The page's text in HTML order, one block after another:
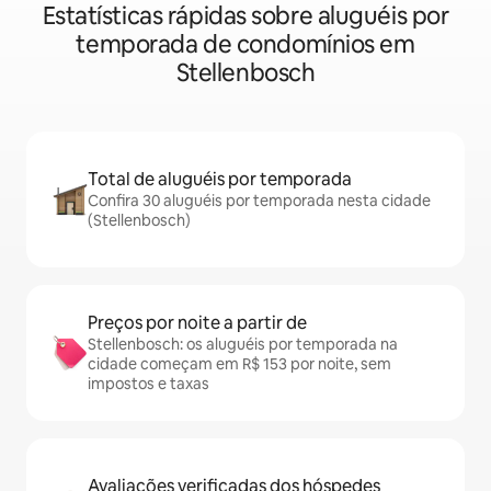
Estatísticas rápidas sobre aluguéis por
temporada de condomínios em
Stellenbosch
Total de aluguéis por temporada
Confira 30 aluguéis por temporada nesta cidade
(Stellenbosch)
Preços por noite a partir de
Stellenbosch: os aluguéis por temporada na
cidade começam em R$ 153 por noite, sem
impostos e taxas
Avaliações verificadas dos hóspedes